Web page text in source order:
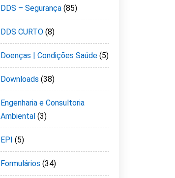
DDS – Segurança (85)
DDS CURTO (8)
Doenças | Condições Saúde (5)
Downloads (38)
Engenharia e Consultoria
Ambiental (3)
EPI (5)
Formulários (34)